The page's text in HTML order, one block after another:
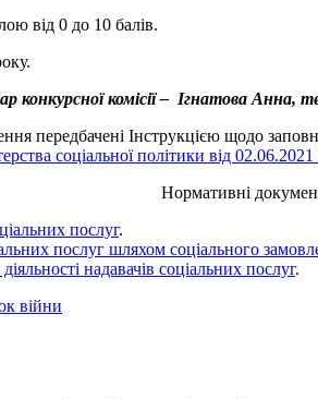
від 0 до 10 балів.
комісії – Ігнатова Анна,
передбачені Інструкцією щодо
соціальної політики від
Нормативні
послуг.
послуг шляхом соціального
надавачів соціальних послуг.
війни